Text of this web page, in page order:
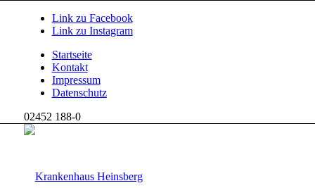
Link zu Facebook
Link zu Instagram
Startseite
Kontakt
Impressum
Datenschutz
02452 188-0